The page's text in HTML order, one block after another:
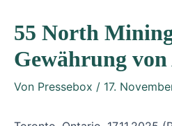
55 North
Gewährung
Von Pressebox / 17.